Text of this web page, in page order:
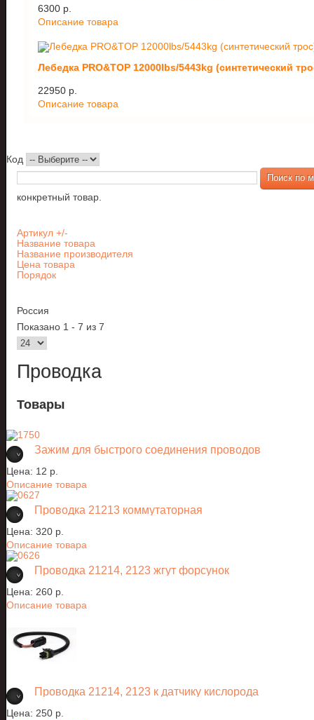
6300 p.
Описание товара
Лебедка PRO&TOP 12000lbs/5443kg (синтетический
22950 p.
Описание товара
Код
конкретный товар.
Артикул +/-
Название товара
Название производителя
Цена товара
Порядок
Россия
Показано 1 - 7 из 7
Проводка
Товары
Зажим для быстрого соединения проводов
Цена: 12 p.
Описание товара
Проводка 21213 коммутаторная
Цена: 320 p.
Описание товара
Проводка 21214, 2123 жгут форсунок
Цена: 260 p.
Описание товара
Проводка 21214, 2123 к датчику кислорода
Цена: 250 p.